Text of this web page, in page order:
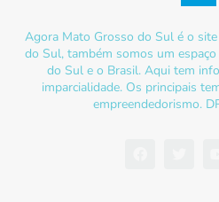
Agora Mato Grosso do Sul é o
do Sul, também somos um
do Sul e o Brasil. Aqui tem
imparcialidade. Os principais
empreendedorismo.